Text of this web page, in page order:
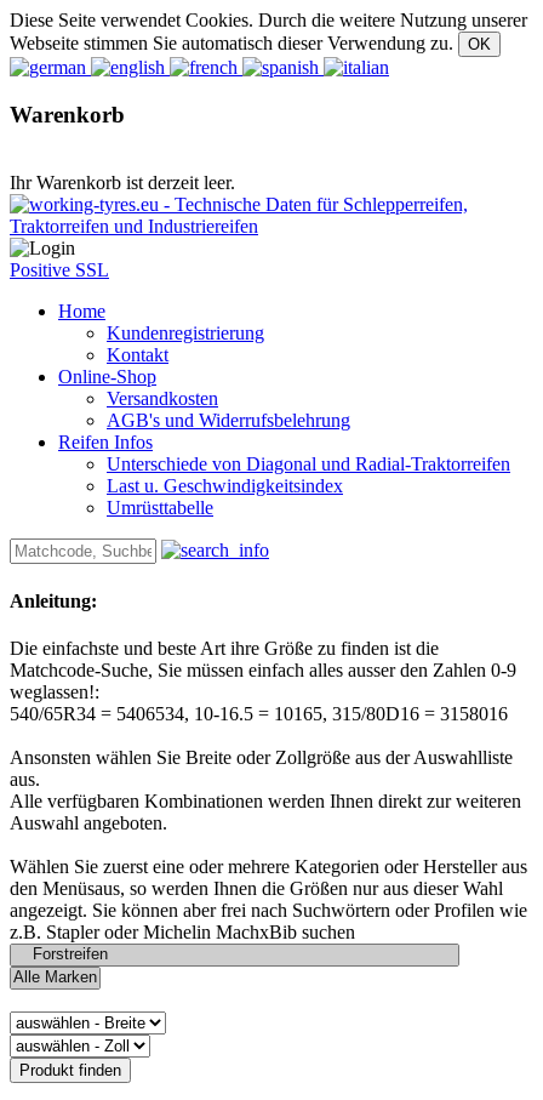
Diese Seite verwendet Cookies. Durch die weitere Nutzung unserer
Webseite stimmen Sie automatisch dieser Verwendung zu.
Warenkorb
Ihr Warenkorb ist derzeit leer.
Positive SSL
Home
Kundenregistrierung
Kontakt
Online-Shop
Versandkosten
AGB's und Widerrufsbelehrung
Reifen Infos
Unterschiede von Diagonal und Radial-Traktorreifen
Last u. Geschwindigkeitsindex
Umrüsttabelle
Anleitung:
Die einfachste und beste Art ihre Größe zu finden ist die
Matchcode-Suche, Sie müssen einfach alles ausser den Zahlen 0-9
weglassen!:
540/65R34 = 5406534, 10-16.5 = 10165, 315/80D16 = 3158016
Ansonsten wählen Sie Breite oder Zollgröße aus der Auswahlliste
aus.
Alle verfügbaren Kombinationen werden Ihnen direkt zur weiteren
Auswahl angeboten.
Wählen Sie zuerst eine oder mehrere Kategorien oder Hersteller aus
den Menüsaus, so werden Ihnen die Größen nur aus dieser Wahl
angezeigt. Sie können aber frei nach Suchwörtern oder Profilen wie
z.B. Stapler oder Michelin MachxBib suchen